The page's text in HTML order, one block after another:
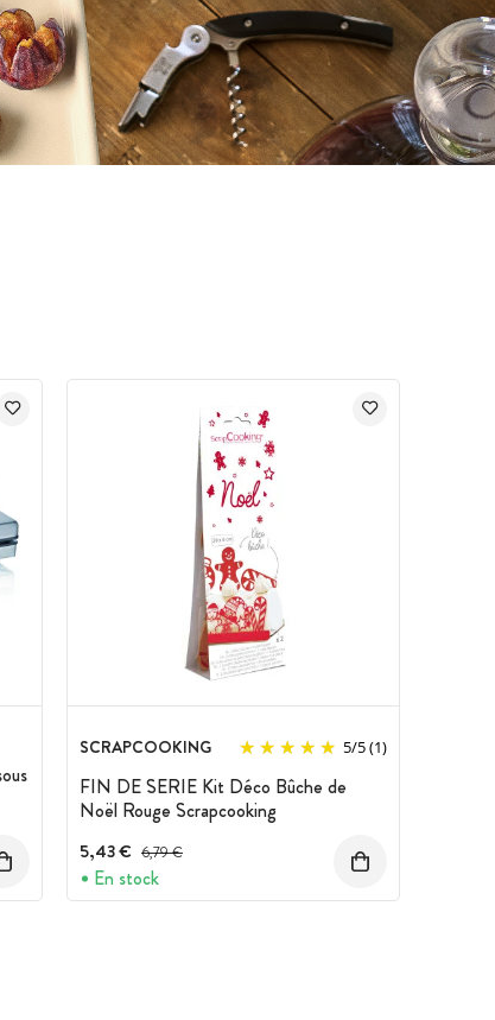
SCRAPCOOKING 5/5(1)
FIN DE SERIE Kit Déco Bûche de
Noël Rouge Scrapcooking
5,43 € Prix avant réduction :
6,79 €
En stock